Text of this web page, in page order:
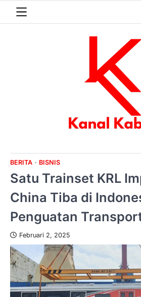
BERITA BISNIS
Satu Trainset KRL
China Tiba di
Penguatan
Februari 2, 2025